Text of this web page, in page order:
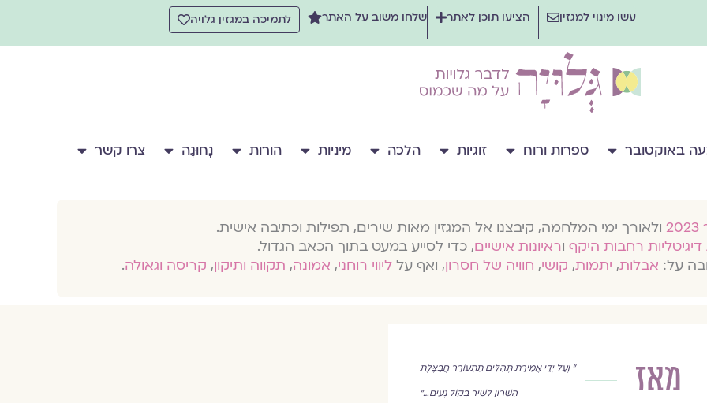
עשו מינוי למגזין הציעו תוכן לאתר שלחו משוב על האתר לתמיכה במגזין גלויה
באוקטובר ספרות ורוח זוגיות הלכה מיניות הורות נָחוּגָה צרו קשר
ולאורך ימי המלחמה, קיבצנו אל המגזין מאות שירים, תפילות וכתיבה אישית.
רחבות היקף וראיונות אישיים, כדי לסייע במעט בתוך הכאב הגדול.
על: אבלות, יתמות, קושי, חוויה של חסרון, ואף על ליווי רוחני, אמונה, תקווה ותיקון, קריסה וגאולה.
מאז
מלכה
" וְעַל יְדֵי אֲמִירַת תְּהִלִּים תִּתְעוֹרֵר חֲבַצֶּלֶת
הַשָּׁרוֹן לָשִׁיר בְּקוֹל נָעִים…"